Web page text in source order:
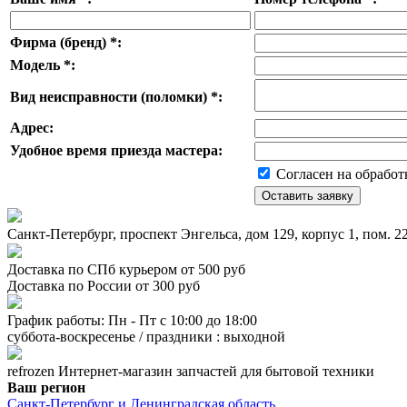
Фирма (бренд) *:
Модель *:
Вид неисправности (поломки) *:
Адрес:
Удобное время приезда мастера:
Согласен на
Санкт-Петербург, проспект Энгельса, дом 129, корпус 1, пом.
Доставка по СПб курьером от 500 руб
Доставка по России от 300 руб
График работы: Пн - Пт с 10:00 до 18:00
суббота-воскресенье / праздники : выходной
refrozen Интернет-магазин запчастей для бытовой техники
Ваш регион